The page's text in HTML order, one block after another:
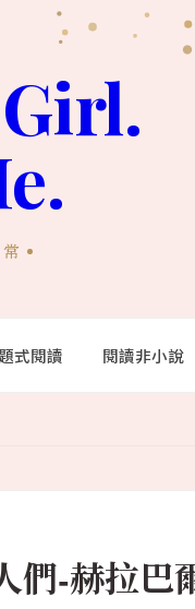
式閱讀 閱讀非小說
們-赫拉巴